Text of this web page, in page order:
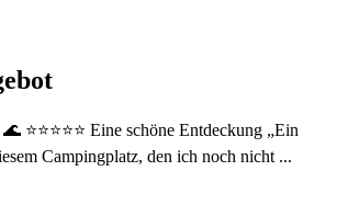
⭐⭐⭐⭐⭐ Eine schöne Entdeckung „Ein
Campingplatz, den ich noch nicht ...